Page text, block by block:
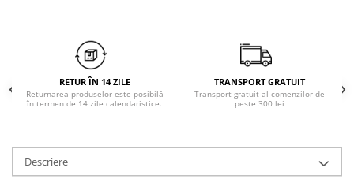
RETUR ÎN 14 ZILE
Returnarea produselor este posibilă
în termen de 14 zile calendaristice.
TRANSPORT GRATUIT
Transport gratuit al comenzilor de
peste 300 lei
Descriere